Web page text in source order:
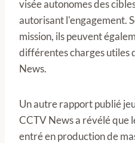
visée autonomes des
autorisant l'engagement.
mission, ils peuvent
différentes charges utiles
News.
Un autre rapport publié
CCTV News a révélé que
entré en production de